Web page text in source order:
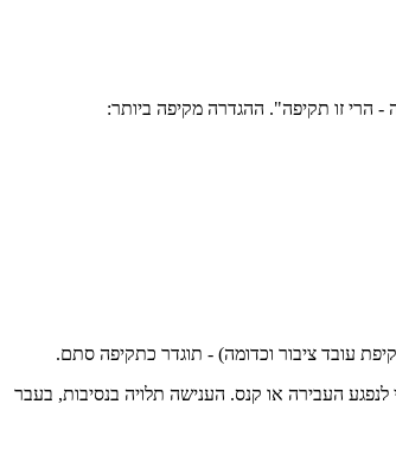
העבירה או קנס. הענישה תלויה בנסיבות, בעבר